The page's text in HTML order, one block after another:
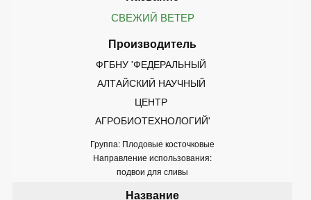
СВЕЖИЙ ВЕТЕР
ФГБНУ 'ФЕДЕРАЛЬНЫЙ
АЛТАЙСКИЙ НАУЧНЫЙ
ЦЕНТР
АГРОБИОТЕХНОЛОГИЙ'
Группа: Плодовые косточковые
Направление использования:
подвои для сливы